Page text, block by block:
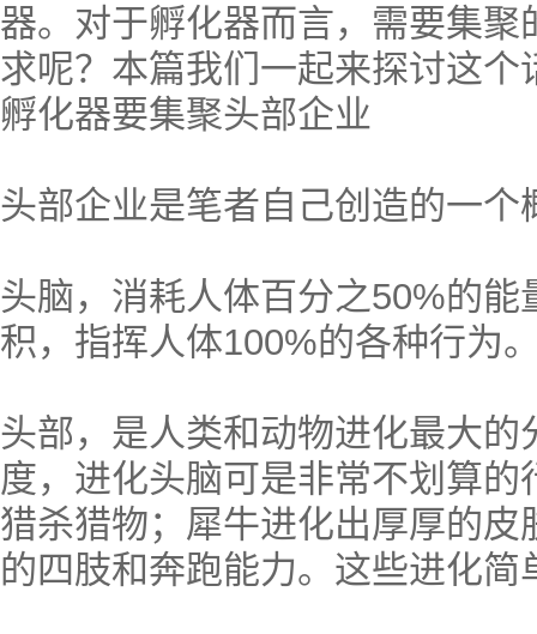
器。对于孵化器而言，需要集
求呢？本篇我们一起来探讨这个
孵化器要集聚头部企业
头部企业是笔者自己创造的一个
头脑，消耗人体百分之50%的
积，指挥人体100%的各种行为
头部，是人类和动物进化最大
度，进化头脑可是非常不划算
猎杀猎物；犀牛进化出厚厚的
的四肢和奔跑能力。这些进化